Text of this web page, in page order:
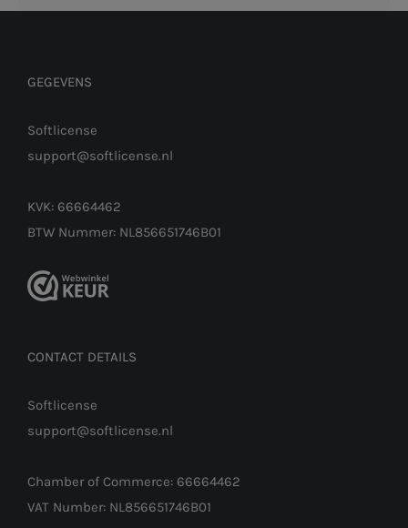
GEGEVENS
Softlicense
support@softlicense.nl
KVK: 66664462
BTW Nummer: NL856651746B01
CONTACT DETAILS
Softlicense
support@softlicense.nl
Chamber of Commerce: 66664462
VAT Number: NL856651746B01